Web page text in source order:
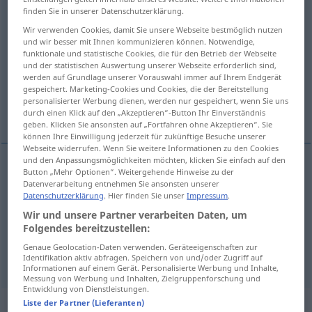
Übersicht aller Übersetzungen
(Für mehr Details die Übersetzung anklicken/antippen)
schmähend, spottend, höhnisch
tadelnd, verweisend, vorwurfsvoll
schmähend, spottend,höhnisch taunting
tadelnd, verweisend,vorwurfsvoll
reproaching
finden Sie in unserer Datenschutzerklärung.
Wir verwenden Cookies, damit Sie unsere Webseite bestmöglich nutzen
und wir besser mit Ihnen kommunizieren können. Notwendige,
funktionale und statistische Cookies, die für den Betrieb der Webseite
und der statistischen Auswertung unserer Webseite erforderlich sind,
werden auf Grundlage unserer Vorauswahl immer auf Ihrem Endgerät
gespeichert. Marketing-Cookies und Cookies, die der Bereitstellung
personalisierter Werbung dienen, werden nur gespeichert, wenn Sie uns
durch einen Klick auf den „Akzeptieren“-Button Ihr Einverständnis
geben. Klicken Sie ansonsten auf „Fortfahren ohne Akzeptieren“. Sie
können Ihre Einwilligung jederzeit für zukünftige Besuche unserer
Webseite widerrufen. Wenn Sie weitere Informationen zu den Cookies
und den Anpassungsmöglichkeiten möchten, klicken Sie einfach auf den
Button „Mehr Optionen“. Weitergehende Hinweise zu der
Datenverarbeitung entnehmen Sie ansonsten unserer
Datenschutzerklärung. Hier finden Sie unserImpressum.
Wir und unsere Partner verarbeiten Daten, um
Folgendes bereitzustellen:
Genaue Geolocation-Daten verwenden. Geräteeigenschaften zur
Identifikation aktiv abfragen. Speichern von und/oder Zugriff auf
Informationen auf einem Gerät. Personalisierte Werbung und Inhalte,
Messung von Werbung und Inhalten, Zielgruppenforschung und
Entwicklung von Dienstleistungen.
Liste der Partner (Lieferanten)